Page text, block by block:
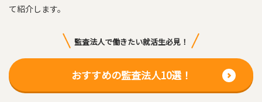
て紹介します。
監査法人で働きたい就活生必見！
おすすめの監査法人10選！